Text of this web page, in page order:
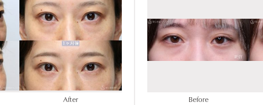
After Before